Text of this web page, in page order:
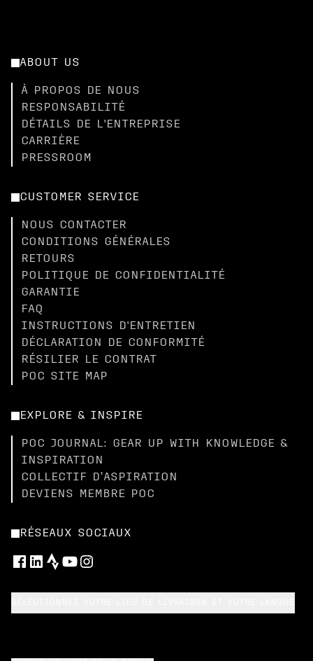
ABOUT US
À PROPOS DE NOUS
RESPONSABILITÉ
DÉTAILS DE L'ENTREPRISE
CARRIÈRE
PRESSROOM
CUSTOMER SERVICE
NOUS CONTACTER
CONDITIONS GÉNÉRALES
RETOURS
POLITIQUE DE CONFIDENTIALITÉ
GARANTIE
FAQ
INSTRUCTIONS D'ENTRETIEN
DÉCLARATION DE CONFORMITÉ
RÉSILIER LE CONTRAT
POC SITE MAP
EXPLORE & INSPIRE
POC JOURNAL: GEAR UP WITH KNOWLEDGE &
INSPIRATION
COLLECTIF D’ASPIRATION
DEVIENS MEMBRE POC
RÉSEAUX SOCIAUX